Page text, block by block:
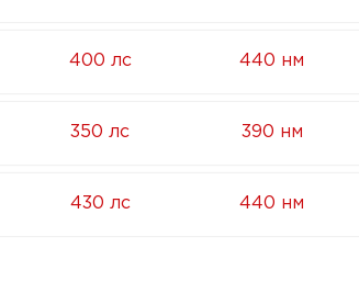
400 лс 440 нм
350 лс 390 нм
430 лс 440 нм